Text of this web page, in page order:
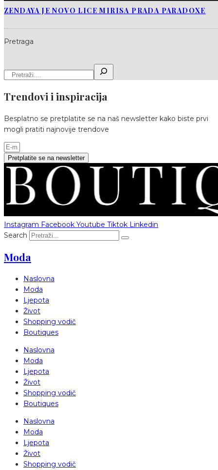
ZENDAYA JE NOVO LICE MIRISA PRADA PARADOXE
Pretraga
Trendovi i inspiracija
Besplatno se pretplatite se na naš newsletter kako biste prvi
mogli pratiti najnovije trendove
Pretplatite se na newsletter
Instagram Facebook Youtube Tiktok Linkedin
Search
Moda
Naslovna
Moda
Ljepota
Život
Shopping vodič
Boutiques
Naslovna
Moda
Ljepota
Život
Shopping vodič
Boutiques
Naslovna
Moda
Ljepota
Život
Shopping vodič